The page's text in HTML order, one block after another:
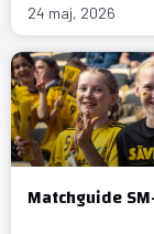
24 maj, 2026
Matchguide